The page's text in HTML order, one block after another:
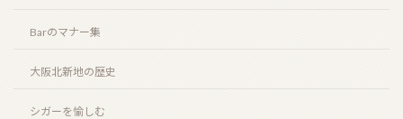
Barのマナー集
大阪北新地の歴史
シガーを愉しむ